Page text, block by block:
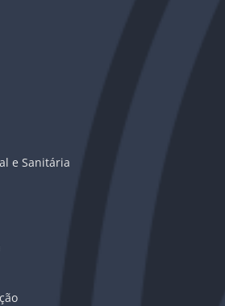
e Sanitária